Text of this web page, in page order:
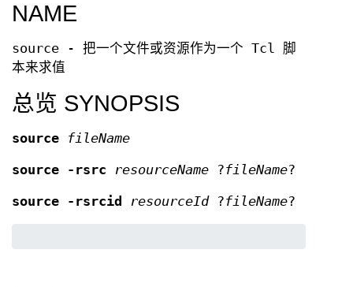
NAME
source - 把一个文件或资源作为一个 Tcl 脚
本来求值
总览 SYNOPSIS
source fileName
source -rsrc resourceName ?fileName?
source -rsrcid resourceId ?fileName?